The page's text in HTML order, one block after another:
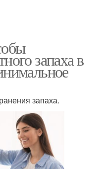
запаха в
запаха.